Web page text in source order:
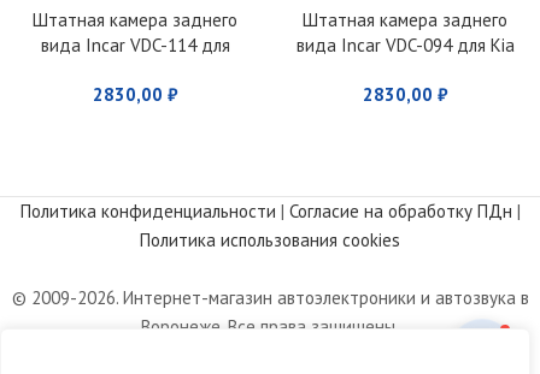
Штатная камера заднего
вида Incar VDC-114 для
2830,00 ₽
Штатная камера заднего
вида Incar VDC-094 для Kia
(2010-2016), Sportage
2830,00 ₽
Политика конфиденциальности | Согласие на обработку ПДн |
Политика использования cookies
© 2009-2026. Интернет-магазин автоэлектроники и автозвука в
Воронеже. Все права защищены.